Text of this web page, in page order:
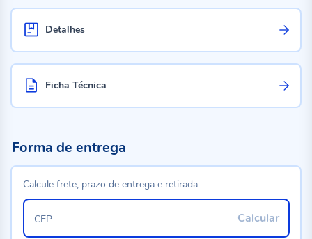
Detalhes
Ficha Técnica
Forma de entrega
Calcule frete, prazo de entrega e retirada
Calcular
CEP